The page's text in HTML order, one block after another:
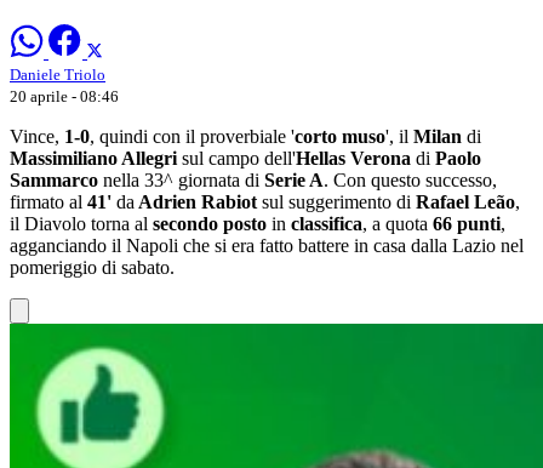
Daniele Triolo
20 aprile - 08:46
Vince, 1-0, quindi con il proverbiale 'corto muso', il Milan di
Massimiliano Allegri sul campo dell'Hellas Verona di Paolo
Sammarco nella 33^ giornata di Serie A. Con questo successo,
firmato al 41' da Adrien Rabiot sul suggerimento di Rafael Leão,
il Diavolo torna al secondo posto in classifica, a quota 66 punti,
agganciando il Napoli che si era fatto battere in casa dalla Lazio nel
pomeriggio di sabato.